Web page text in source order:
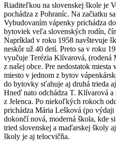
Riaditeľkou na slovenskej škole je
pochádza z Pohraníc. Na začiatku
Vybudovaním vápenky prichádza
bytoviek veľa slovenských rodín,
Napríklad v roku 1958 navštevuje
neskôr už 40 detí. Preto sa v roku
vyučuje Terézia Klívarová, (rodená
z našej obce. Pre nedostatok
miesto v jednom z bytov
do bytovky sťahuje aj druhá trieda
Hneď nato odchádza T. Klívarová a
z Jelenca. Po niekoľkých rokoch
prichádza Mária Lešková (po
dokončí nová, moderná škola, kde
tried slovenskej a maďarskej školy
školy je aj telocvičňa.